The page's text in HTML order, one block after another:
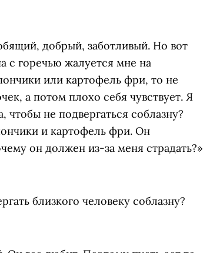
добрый, заботливый. Но вот
с горечью жалуется мне на
или картофель фри, то не
а потом плохо себя чувствует. Я
не подвергаться соблазну?
и картофель фри. Он
он должен из-за меня страдать?»
близкого человеку соблазну?